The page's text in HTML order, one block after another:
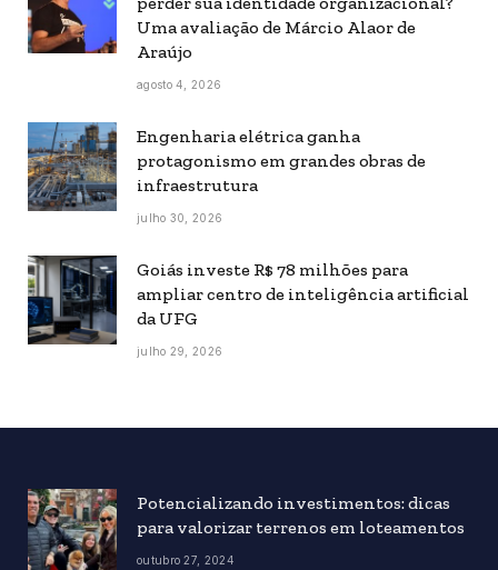
Uma avaliação de Márcio Alaor de
Araújo
agosto 4, 2026
Engenharia elétrica ganha
protagonismo em grandes obras de
infraestrutura
julho 30, 2026
Goiás investe R$ 78 milhões para
ampliar centro de inteligência artificial
da UFG
julho 29, 2026
Potencializando investimentos: dicas
para valorizar terrenos em loteamentos
outubro 27, 2024